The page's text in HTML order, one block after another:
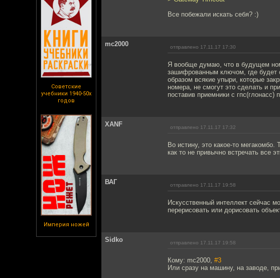
Советские
учебники 1940-50х
годов
Империя ножей
Все побежали искать себя? :)
mc2000 отправлено 17.11.17 17:30
Я вообще думаю, что в будущем
зашифрованным ключом, где будет
образом всякие упыри, которые
номера, не смогут это сделать и
поставив приемники с гпс(глонасс)
XANF отправлено 17.11.17 17:32
Во истину, это какое-то
как то не привычно встречать все
ВАГ отправлено 17.11.17 19:58
Искусственный интеллект сейчас
перерисовать или дорисовать
Sidko отправлено 17.11.17 19:58
Кому: mc2000, #3
Или сразу на машину, на заводе,